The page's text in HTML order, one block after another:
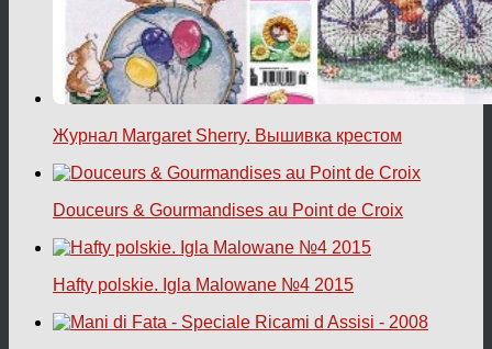
Журнал Margaret Sherry. Вышивка крестом
Douceurs & Gourmandises au Point de Croix
Hafty polskie. Igla Malowane №4 2015